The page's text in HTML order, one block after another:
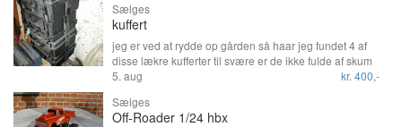
Sælges
kuffert
jeg er ved at rydde op gården så haar jeg fundet 4 af
disse lækre kufferter til svære er de ikke fulde af skum
men det kan man nok købe et sted det er modellen
6800 prisen er styk pris
kr. 400,-
5. aug
Sælges
Off-Roader 1/24 hbx